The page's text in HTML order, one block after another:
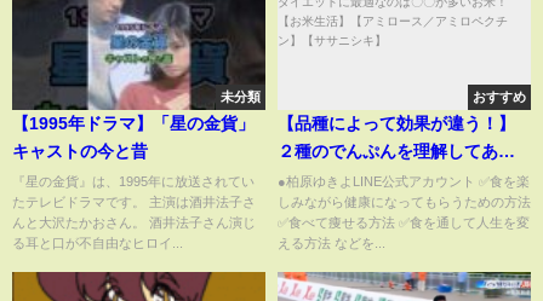
未分類
【1995年ドラマ】「星の金貨」
キャストの今と昔
『星の金貨』は、1995年に放送されてい
たテレビドラマです。 主演は酒井法子さ
んと大沢たかおさん。 酒井法子さん演じ
る耳と口が不自由なヒロイ...
おすすめ
【品種によって効果が違う！】
２種のでんぷんを理解してあな
た好みのお米を見つけて?ダイエ
ットに最適なのは〇〇が多いお
米！【お米生活】【アミロース
キ】
●柏原ゆきよLINE公式アカウント ✅食を楽
しみながら健康になってもらうための方法
✅食べて痩せる方法 ✅食を通して人生を変
える方法 などを...